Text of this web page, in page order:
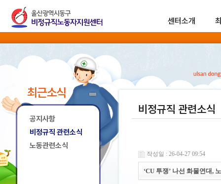
센터소개
최근소식
공지사항
비정규직 관련소식
노동관련소식
비정규직 관련소식
작성일 : 26-04-27 09:54
‘CU 투쟁’ 나선 화물연대,